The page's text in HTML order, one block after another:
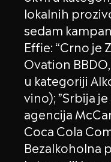
lokalnih
sedam
Effie: “Crno je
Ovation
u kategoriji
vino); ”Srbija
agencija
Coca Cola
Bezalkoholna